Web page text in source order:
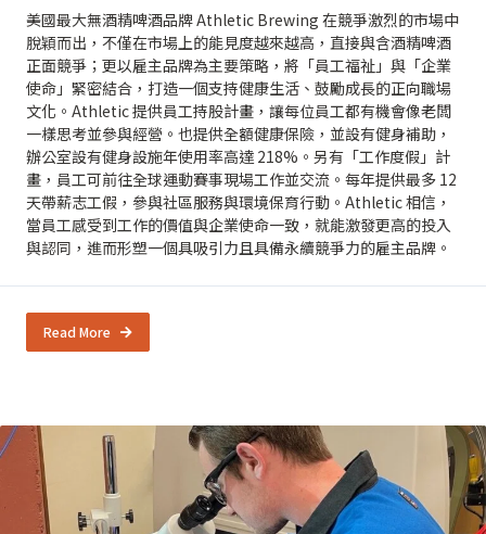
美國最大無酒精啤酒品牌 Athletic Brewing 在競爭激烈的市場中
脫穎而出，不僅在市場上的能見度越來越高，直接與含酒精啤酒
正面競爭；更以雇主品牌為主要策略，將「員工福祉」與「企業
使命」緊密結合，打造一個支持健康生活、鼓勵成長的正向職場
文化。Athletic 提供員工持股計畫，讓每位員工都有機會像老闆
一樣思考並參與經營。也提供全額健康保險，並設有健身補助，
辦公室設有健身設施年使用率高達 218%。另有「工作度假」計
畫，員工可前往全球運動賽事現場工作並交流。每年提供最多 12
天帶薪志工假，參與社區服務與環境保育行動。Athletic 相信，
當員工感受到工作的價值與企業使命一致，就能激發更高的投入
與認同，進而形塑一個具吸引力且具備永續競爭力的雇主品牌。
Read More